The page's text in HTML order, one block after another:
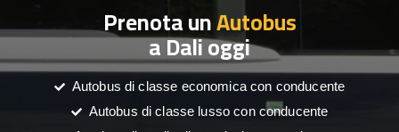
Prenota unAutobus
a Dali oggi
Autobus di classe economica con conducente
Autobus di classe lusso con conducente